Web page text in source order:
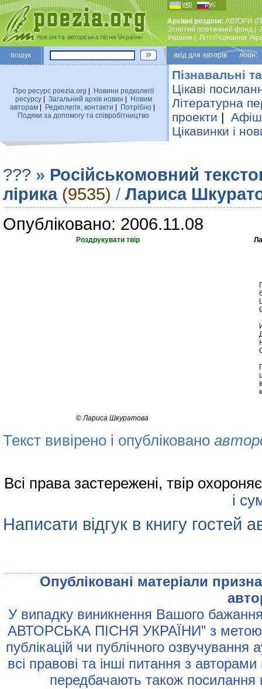
укр рус
Архівні розділи: АВТОРИ
Золотий поетичний фонд
України
Лiтоб'єднання
пошук вхiд для авторiв логін:
Про ресурс poezia.org
Новини редколегiї
ресурсу| Загальний архiв новин
Новим
авторам
Редколегiя, контакти Потрiбно
Подяки за допомогу та співробітництво
Пізнавальні
Цікаві
Літературна
проекти |
Цікавинки і
??? » Російськомовний
лірика (9535) / Лариса
Опубліковано: 2006.11.08
Роздрукувати твір
©Лариса Шкуратова
Текст вивірено і опубліковано
Всі права застережені, твір
і
Написати відгук в книгу гостей
Опублiкованi матерiали
У випадку виникнення Вашого
АВТОРСЬКА ПIСНЯ УКРАЇНИ” з метою
публiкацiй чи публiчного
всi правовi та iншi питання з
передбачають також